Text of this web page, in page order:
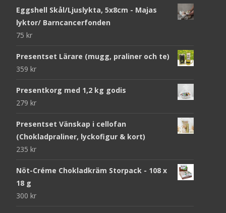
Eggshell Skål/Ljuslykta, 5x8cm - Majas
lyktor/ Barncancerfonden
75 kr
Presentset Lärare (mugg, praliner och te)
359 kr
Presentkorg med 1,2 kg godis
279 kr
Presentset Vänskap i cellofan
(Chokladpraliner, lyckofigur & kort)
235 kr
Nöt-Créme Chokladkräm Storpack - 108 x
18 g
300 kr